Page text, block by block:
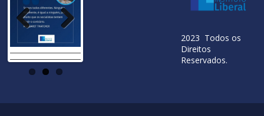
ous
2023 Todos os
Direitos
Reservados.